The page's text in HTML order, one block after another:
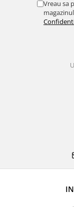
Vreau sa